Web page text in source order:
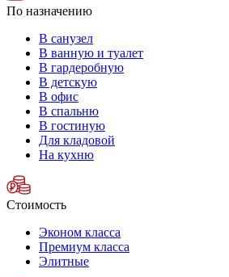
По назначению
В санузел
В ванную и туалет
В гардеробную
В детскую
В офис
В спальню
В гостиную
Для кладовой
На кухню
Стоимость
Эконом класса
Премиум класса
Элитные